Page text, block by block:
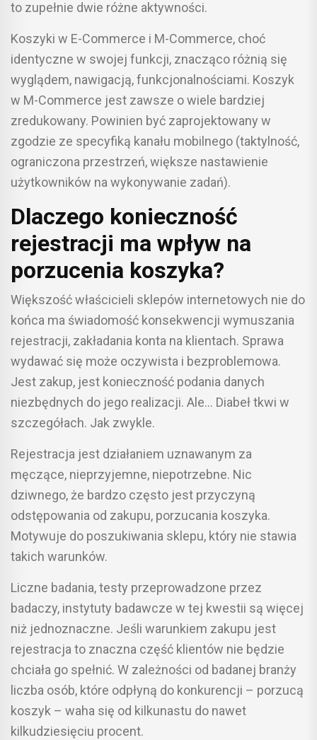
to zupełnie dwie różne aktywności.
Koszyki w E-Commerce i M-Commerce, choć
identyczne w swojej funkcji, znacząco różnią się
wyglądem, nawigacją, funkcjonalnościami. Koszyk
w M-Commerce jest zawsze o wiele bardziej
zredukowany. Powinien być zaprojektowany w
zgodzie ze specyfiką kanału mobilnego (taktylność,
ograniczona przestrzeń, większe nastawienie
użytkowników na wykonywanie zadań).
Dlaczego konieczność
rejestracji ma wpływ na
porzucenia koszyka?
Większość właścicieli sklepów internetowych nie do
końca ma świadomość konsekwencji wymuszania
rejestracji, zakładania konta na klientach. Sprawa
wydawać się może oczywista i bezproblemowa.
Jest zakup, jest konieczność podania danych
niezbędnych do jego realizacji. Ale… Diabeł tkwi w
szczegółach. Jak zwykle.
Rejestracja jest działaniem uznawanym za
męczące, nieprzyjemne, niepotrzebne. Nic
dziwnego, że bardzo często jest przyczyną
odstępowania od zakupu, porzucania koszyka.
Motywuje do poszukiwania sklepu, który nie stawia
takich warunków.
Liczne badania, testy przeprowadzone przez
badaczy, instytuty badawcze w tej kwestii są więcej
niż jednoznaczne. Jeśli warunkiem zakupu jest
rejestracja to znaczna część klientów nie będzie
chciała go spełnić. W zależności od badanej branży
liczba osób, które odpłyną do konkurencji – porzucą
koszyk – waha się od kilkunastu do nawet
kilkudziesięciu procent.